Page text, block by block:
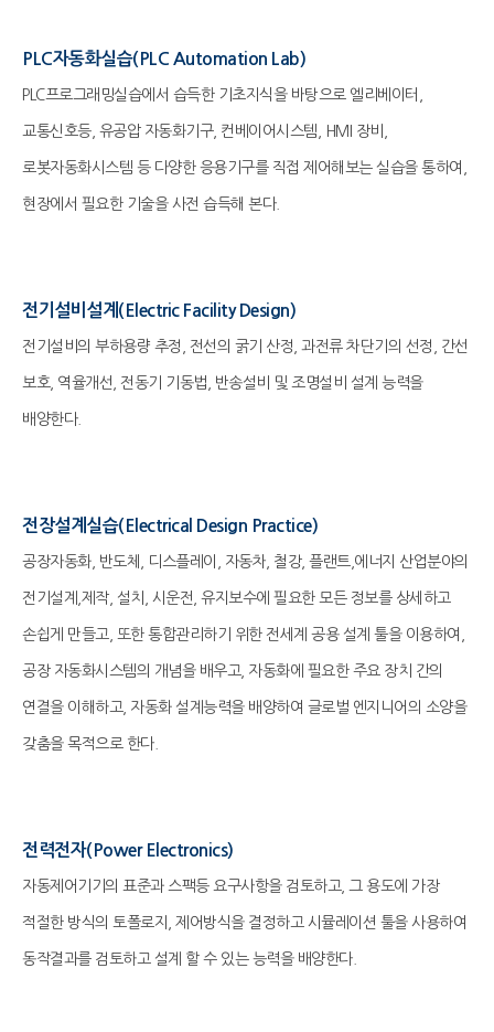
PLC자동화실습(PLC Automation Lab)
PLC프로그래밍실습에서 습득한 기초지식을 바탕으로 엘리베이터,
교통신호등, 유공압 자동화기구, 컨베이어시스템, HMI 장비,
로봇자동화시스템 등 다양한 응용기구를 직접 제어해보는 실습을 통하여,
현장에서 필요한 기술을 사전 습득해 본다.
전기설비설계(Electric Facility Design)
전기설비의 부하용량 추정, 전선의 굵기 산정, 과전류 차단기의 선정, 간선
보호, 역율개선, 전동기 기동법, 반송설비 및 조명설비 설계 능력을
배양한다.
전장설계실습(Electrical Design Practice)
공장자동화, 반도체, 디스플레이, 자동차, 철강, 플랜트,에너지 산업분야의
전기설계,제작, 설치, 시운전, 유지보수에 필요한 모든 정보를 상세하고
손쉽게 만들고, 또한 통합관리하기 위한 전세계 공용 설계 툴을 이용하여,
공장 자동화시스템의 개념을 배우고, 자동화에 필요한 주요 장치 간의
연결을 이해하고, 자동화 설계능력을 배양하여 글로벌 엔지니어의 소양을
갖춤을 목적으로 한다.
전력전자(Power Electronics)
자동제어기기의 표준과 스팩등 요구사항을 검토하고, 그 용도에 가장
적절한 방식의 토폴로지, 제어방식을 결정하고 시뮬레이션 툴을 사용하여
동작결과를 검토하고 설계 할 수 있는 능력을 배양한다.